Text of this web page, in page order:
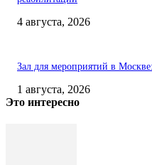
4 августа, 2026
Зал для мероприятий в
1 августа, 2026
Это интересно